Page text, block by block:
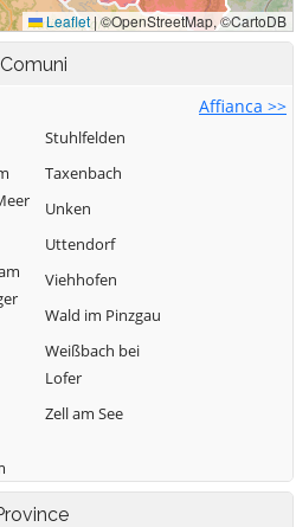
Comuni
Affianca >>
Stuhlfelden
Taxenbach
Unken
Uttendorf
Viehhofen
Wald im Pinzgau
Weißbach bei
Lofer
Zell am See